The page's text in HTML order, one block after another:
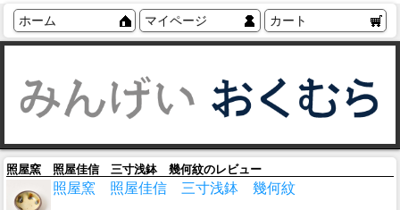
ホーム マイページ カート
照屋窯 照屋佳信 三寸浅鉢 幾何紋のレビュー
照屋窯 照屋佳信 三寸浅鉢 幾何紋